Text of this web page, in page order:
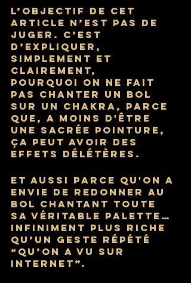
L’objectif de cet
article n’est pas de
juger. C’est
d’expliquer,
simplement et
clairement,
pourquoi on ne fait
pas chanter un bol
sur un chakra, parce
que, a moins d'être
une sacrée pointure,
ça peut avoir des
effets délétères.
Et aussi parce qu'on a
envie de redonner au
bol chantant toute
sa véritable palette…
infiniment plus riche
qu’un geste répété
“qu’on a vu sur
internet”.